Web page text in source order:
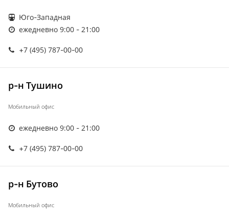
Юго-Западная
ежедневно 9:00 - 21:00
+7 (495) 787-00-00
р-н Тушино
Мобильный офис
ежедневно 9:00 - 21:00
+7 (495) 787-00-00
р-н Бутово
Мобильный офис